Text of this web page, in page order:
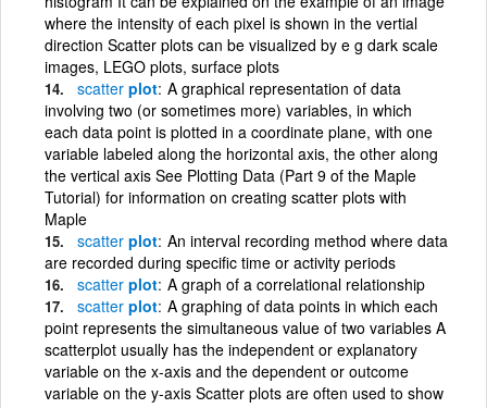
where the intensity of each pixel is shown in the vertial
direction Scatter plots can be visualized by e g dark scale
images, LEGO plots, surface plots
scatter plot A graphical representation of data
involving two (or sometimes more) variables, in which
each data point is plotted in a coordinate plane, with one
variable labeled along the horizontal axis, the other along
the vertical axis See Plotting Data (Part 9 of the Maple
Tutorial) for information on creating scatter plots with
Maple
scatter plot An interval recording method where data
are recorded during specific time or activity periods
scatter plot A graph of a correlational relationship
scatter plot A graphing of data points in which each
point represents the simultaneous value of two variables A
scatterplot usually has the independent or explanatory
variable on the x-axis and the dependent or outcome
variable on the y-axis Scatter plots are often used to show